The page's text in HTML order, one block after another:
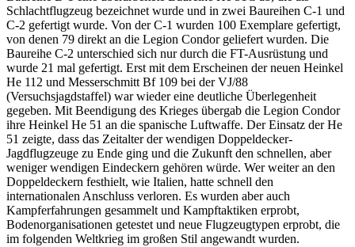
Schlachtflugzeug bezeichnet wurde und in zwei Baureihen C-1 und
C-2 gefertigt wurde. Von der C-1 wurden 100 Exemplare gefertigt,
von denen 79 direkt an die Legion Condor geliefert wurden. Die
Baureihe C-2 unterschied sich nur durch die FT-Ausrüstung und
wurde 21 mal gefertigt. Erst mit dem Erscheinen der neuen Heinkel
He 112 und Messerschmitt Bf 109 bei der VJ/88
(Versuchsjagdstaffel) war wieder eine deutliche Überlegenheit
gegeben. Mit Beendigung des Krieges übergab die Legion Condor
ihre Heinkel He 51 an die spanische Luftwaffe. Der Einsatz der He
51 zeigte, dass das Zeitalter der wendigen Doppeldecker-
Jagdflugzeuge zu Ende ging und die Zukunft den schnellen, aber
weniger wendigen Eindeckern gehören würde. Wer weiter an den
Doppeldeckern festhielt, wie Italien, hatte schnell den
internationalen Anschluss verloren. Es wurden aber auch
Kampferfahrungen gesammelt und Kampftaktiken erprobt,
Bodenorganisationen getestet und neue Flugzeugtypen erprobt, die
im folgenden Weltkrieg im großen Stil angewandt wurden.